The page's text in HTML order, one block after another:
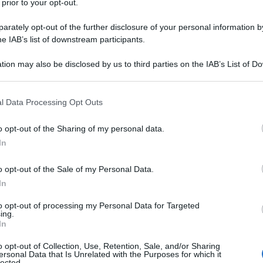
to your opt-out.
opt-out of the further disclosure of your personal information
IAB’s list of downstream participants.
may also be disclosed by us to third parties on the IAB’s List of
but not limited to your visit or usage behaviour. You may
consent section.
Data Processing Opt Outs
opt-out of the Sharing of my personal data.
opt-out of the Sale of my Personal Data.
opt-out of processing my Personal Data for Targeted
opt-out of Collection, Use, Retention, Sale, and/or Sharing
Data that Is Unrelated with the Purposes for which it
pepe
millefoglie di patate